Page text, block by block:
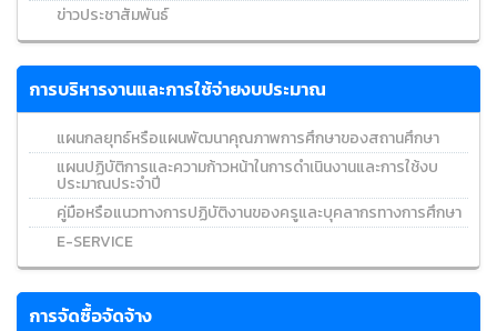
ข่าวประชาสัมพันธ์
การบริหารงานและการใช้จ่ายงบประมาณ
แผนกลยุทธ์หรือแผนพัฒนาคุณภาพการศึกษาของสถานศึกษา
แผนปฏิบัติการและความก้าวหน้าในการดำเนินงานและการใช้งบ
ประมาณประจำปี
คู่มือหรือแนวทางการปฏิบัติงานของครูและบุคลากรทางการศึกษา
E-SERVICE
การจัดซื้อจัดจ้าง